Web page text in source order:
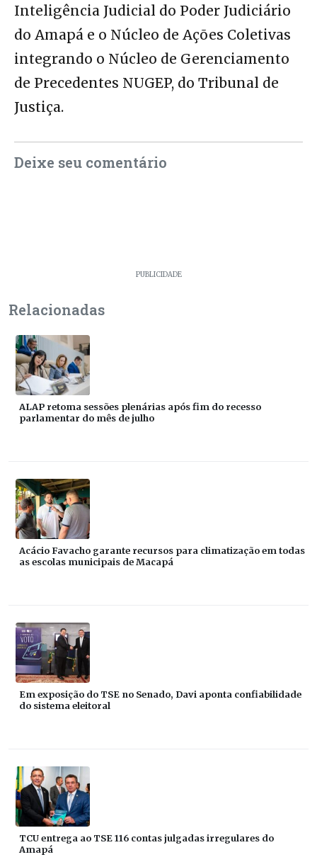
Inteligência Judicial do Poder Judiciário
do Amapá e o Núcleo de Ações Coletivas
integrando o Núcleo de Gerenciamento
de Precedentes NUGEP, do Tribunal de
Justiça.
Deixe seu comentário
PUBLICIDADE
Relacionadas
ALAP retoma sessões plenárias após fim do recesso
parlamentar do mês de julho
Acácio Favacho garante recursos para climatização em todas
as escolas municipais de Macapá
Em exposição do TSE no Senado, Davi aponta confiabilidade
do sistema eleitoral
TCU entrega ao TSE 116 contas julgadas irregulares do
Amapá